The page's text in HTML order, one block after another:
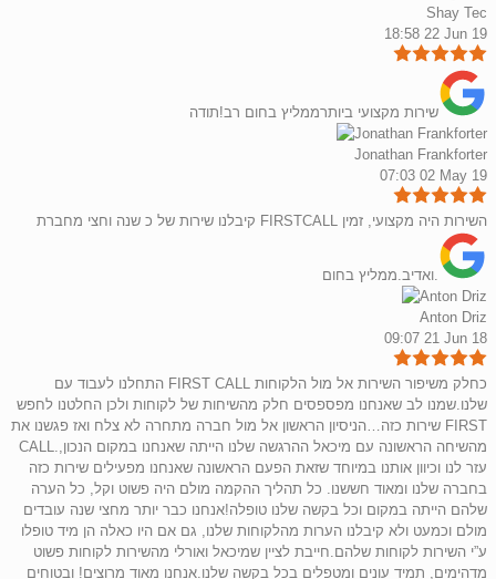
Shay Tec
18:58 22 Jun 19
שירות מקצועי ביותרממליץ בחום רב!תודה
Jonathan Frankforter
07:03 02 May 19
קיבלנו שירות של כ שנה וחצי מחברת FIRSTCALL השירות היה מקצועי, זמין
ואדיב.ממליץ בחום.
Anton Driz
09:07 21 Jun 18
התחלנו לעבוד עם FIRST CALL כחלק משיפור השירות אל מול הלקוחות
שלנו.שמנו לב שאנחנו מפספסים חלק מהשיחות של לקוחות ולכן החלטנו לחפש
שירות כזה…הניסיון הראשון אל מול חברה מתחרה לא צלח ואז פגשנו את FIRST
CALL.מהשיחה הראשונה עם מיכאל ההרגשה שלנו הייתה שאנחנו במקום הנכון,
עזר לנו וכיוון אותנו במיוחד שזאת הפעם הראשונה שאנחנו מפעילים שירות כזה
בחברה שלנו ומאוד חששנו. כל תהליך ההקמה מולם היה פשוט וקל, כל הערה
שלהם הייתה במקום וכל בקשה שלנו טופלה!אנחנו כבר יותר מחצי שנה עובדים
מולם וכמעט ולא קיבלנו הערות מהלקוחות שלנו, גם אם היו כאלה הן מיד טופלו
ע”י השירות לקוחות שלהם.חייבת לציין שמיכאל ואורלי מהשירות לקוחות פשוט
מדהימים, תמיד עונים ומטפלים בכל בקשה שלנו.אנחנו מאוד מרוצים! ובטוחים